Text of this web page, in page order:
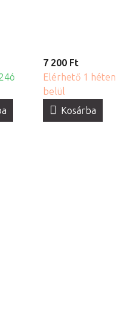
7 200 Ft
Elérhető 1 héten
belül
Kosárba